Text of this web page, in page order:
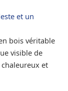
et un
bois véritable
visible de
et